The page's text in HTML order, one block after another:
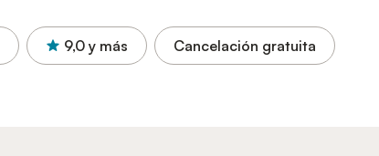
9,0 y más Cancelación gratuita